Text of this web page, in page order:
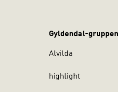
Gyldendal-gruppen
Alvilda
highlight